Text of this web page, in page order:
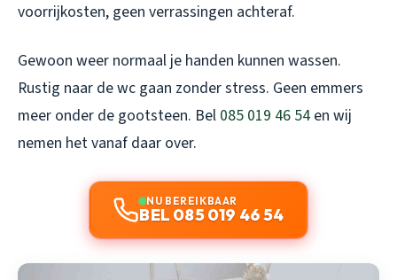
voorrijkosten, geen verrassingen achteraf.
Gewoon weer normaal je handen kunnen wassen.
Rustig naar de wc gaan zonder stress. Geen emmers
meer onder de gootsteen. Bel 085 019 46 54 en wij
nemen het vanaf daar over.
NU BEREIKBAAR
BEL 085 019 46 54